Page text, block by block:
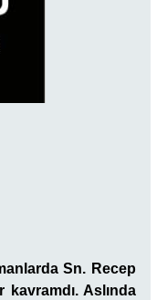
Sn. Recep
kavramdı. Aslında